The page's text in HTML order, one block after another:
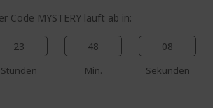
Code MYSTERY läuft ab in:
23
Stunden
48
Min.
07
Sekunden